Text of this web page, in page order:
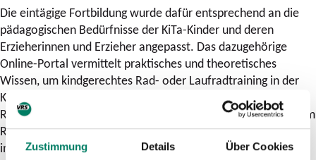
Zustimmung Details Über Cookies
Die eintägige Fortbildung wurde dafür entsprechend an die
pädagogischen Bedürfnisse der KiTa-Kinder und deren
Erzieherinnen und Erzieher angepasst. Das dazugehörige
Online-Portal vermittelt praktisches und theoretisches
Wissen, um kindgerechtes Rad- oder Laufradtraining in der
KiTa anbieten zu können. Ziel ist es, die motorische
Radkompetenz zu verbessern und dadurch die Sicherheit beim
Radfahren zu steigern. Der Spaß am Fahren steht dabei
immer im Vordergrund.